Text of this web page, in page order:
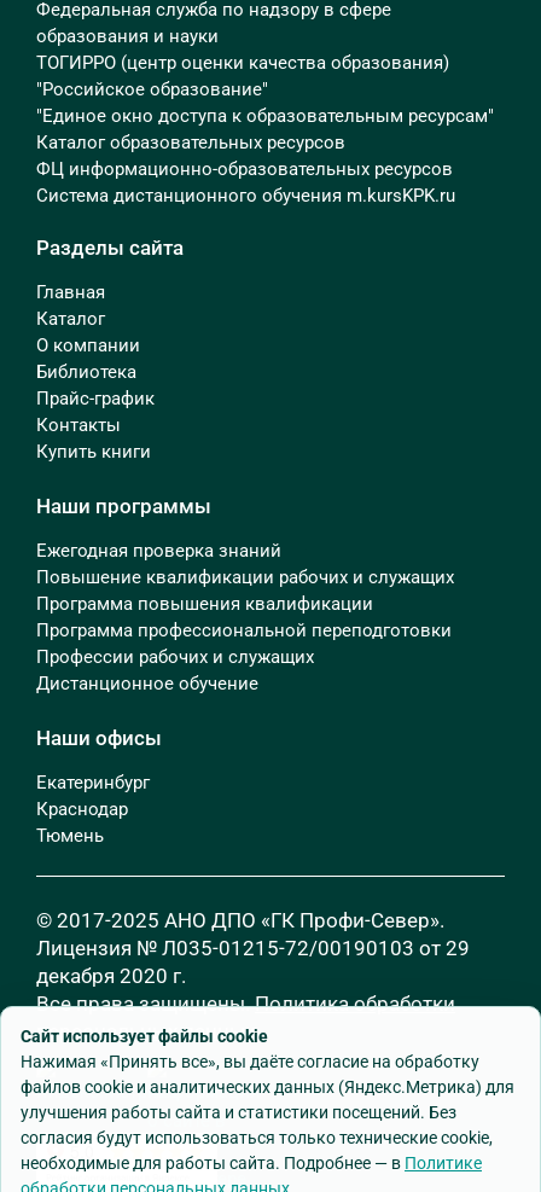
Федеральная служба по надзору в сфере
образования и науки
ТОГИРРО (центр оценки качества образования)
"Российское образование"
"Единое окно доступа к образовательным ресурсам"
Каталог образовательных ресурсов
ФЦ информационно-образовательных ресурсов
Система дистанционного обучения m.kursKPK.ru
Разделы сайта
Главная
Каталог
О компании
Библиотека
Прайс-график
Контакты
Купить книги
Наши программы
Ежегодная проверка знаний
Повышение квалификации рабочих и служащих
Программа повышения квалификации
Программа профессиональной переподготовки
Профессии рабочих и служащих
Дистанционное обучение
Наши офисы
Екатеринбург
Краснодар
Тюмень
© 2017-2025 АНО ДПО «ГК Профи-Север».
Лицензия № Л035-01215-72/00190103 от 29
декабря 2020 г.
Все права защищены.Политика обработки
персональных данных
Сайт использует файлы cookie
Нажимая «Принять все», вы даёте согласие на обработку
файлов cookie и аналитических данных (Яндекс.Метрика) для
улучшения работы сайта и статистики посещений. Без
согласия будут использоваться только технические cookie,
необходимые для работы сайта. Подробнее — в Политике